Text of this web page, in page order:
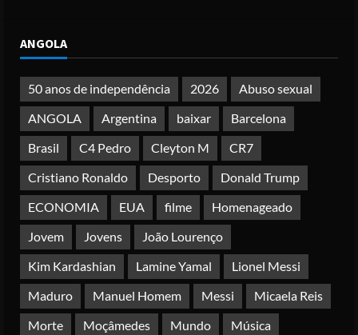
4
desejo de domínio”
Posted on 4 months ago
5
Irão reabre Estreito de Ormuz
durante trégua de 10 dias entre Israel
e Líbano
Posted on 4 months ago
ANGOLA
50 anos de independência 2026
Abuso sexual
ANGOLA
Argentina baixar
Barcelona
Brasil
C4 Pedro Cleyton M
CR7
Cristiano Ronaldo
Desporto
Donald Trump
ECONOMIA
EUA filme
Homenageado
Jovem
Jovens
João Lourenço
Kim Kardashian
Lamine Yamal
Lionel Messi
Maduro
Manuel Homem Messi
Micaela Reis
Morte
Moçâmedes Mundo
Música